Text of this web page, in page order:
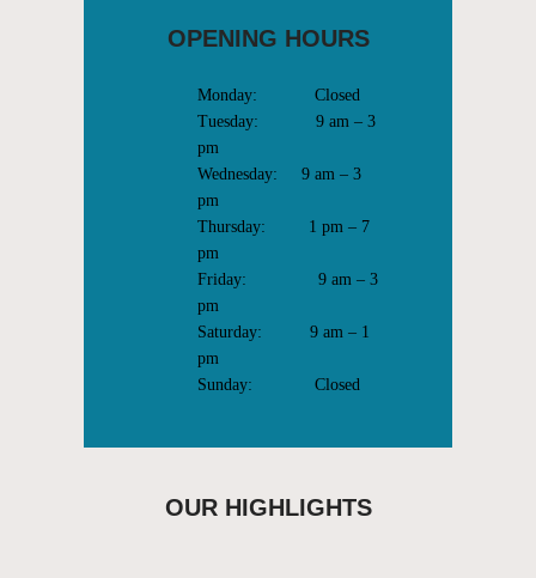
OPENING HOURS
Monday: Closed
Tuesday: 9 am – 3
pm
Wednesday: 9 am – 3
pm
Thursday: 1 pm – 7
pm
Friday: 9 am – 3
pm
Saturday: 9 am – 1
pm
Sunday: Closed
OUR HIGHLIGHTS